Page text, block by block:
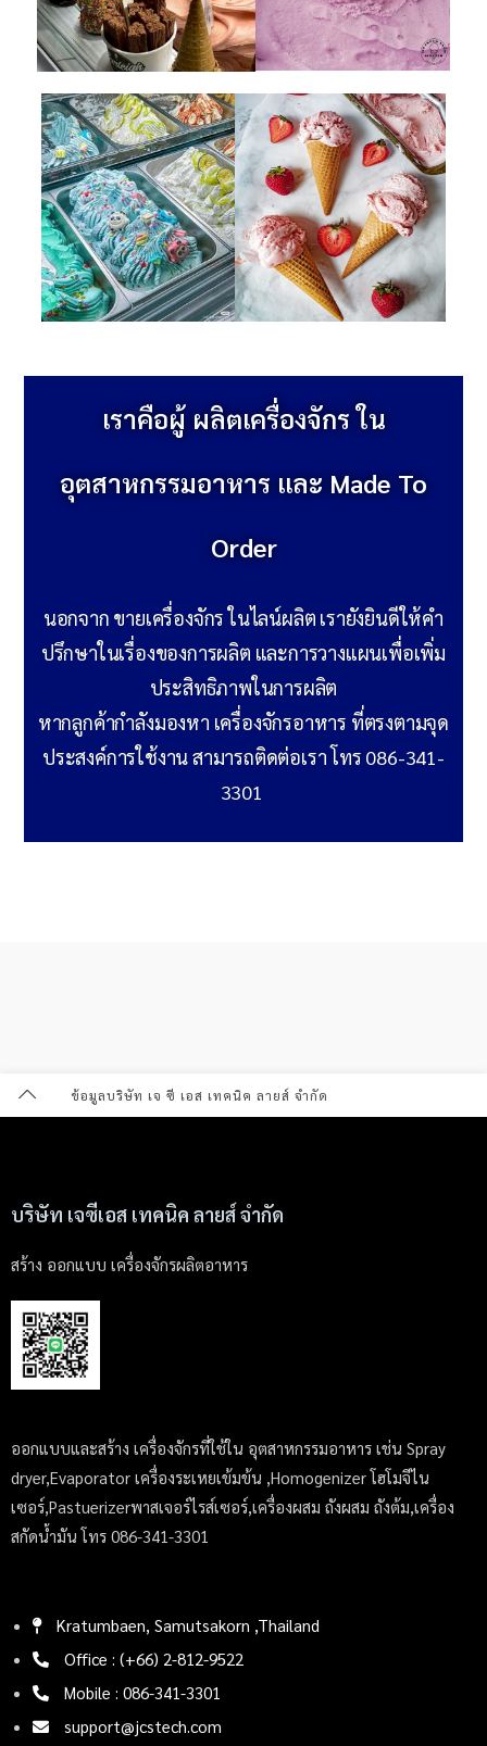
เราคือผู้ ผลิตเครื่องจักร ใน
อุตสาหกรรมอาหาร และ Made To
Order
นอกจาก ขายเครื่องจักร ในไลน์ผลิต เรายังยินดีให้คำ
ปรึกษาในเรื่องของการผลิต และการวางแผนเพื่อเพิ่ม
ประสิทธิภาพในการผลิต
หากลูกค้ากำลังมองหา เครื่องจักรอาหาร ที่ตรงตามจุด
ประสงค์การใช้งาน สามารถติดต่อเรา โทร 086-341-
3301
ข้อมูลบริษัท เจ ซี เอส เทคนิค ลายส์ จำกัด
บริษัท เจซีเอส เทคนิค ลายส์ จำกัด
สร้าง ออกแบบ เครื่องจักรผลิตอาหาร
ออกแบบและสร้าง เครื่องจักรที่ใช้ใน อุตสาหกรรมอาหาร เช่น Spray
dryer,Evaporator เครื่องระเหยเข้มข้น ,Homogenizer โฮโมจีไน
เซอร์,Pastuerizerพาสเจอร์ไรส์เซอร์,เครื่องผสม ถังผสม ถังต้ม,เครื่อง
สกัดน้ำมัน โทร 086-341-3301
Kratumbaen, Samutsakorn ,Thailand
Office : (+66) 2-812-9522
Mobile : 086-341-3301
support@jcstech.com